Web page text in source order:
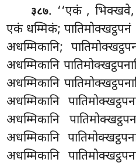
३८७. ‘‘एकं , भिक्खवे,
एकं धम्मिकं; पातिमोक्खट्ठपनं
अधम्मिकानि;
अधम्मिकानि
अधम्मिकानि
अधम्मिकानि
अधम्मिकानि
अधम्मिकानि
अधम्मिकानि